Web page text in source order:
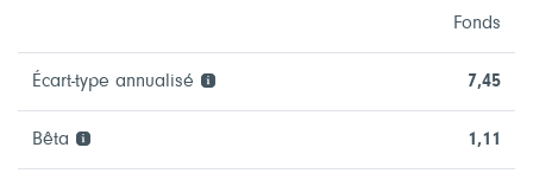
Fonds
Écart-type annualisé 7,45
Bêta 1,11